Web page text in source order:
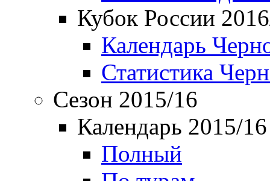
Кубок России
Календарь
Статистика
Сезон 2015/16
Календарь 2015/16
Полный